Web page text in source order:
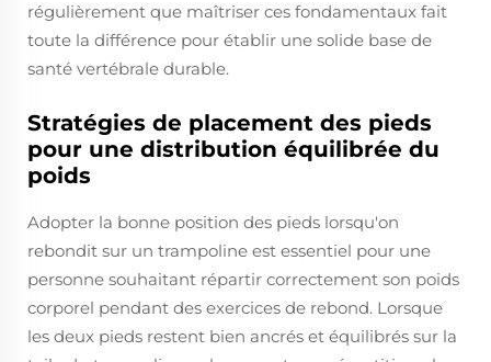
régulièrement que maîtriser ces fondamentaux fait
toute la différence pour établir une solide base de
santé vertébrale durable.
Stratégies de placement des pieds
pour une distribution équilibrée du
poids
Adopter la bonne position des pieds lorsqu'on
rebondit sur un trampoline est essentiel pour une
personne souhaitant répartir correctement son poids
corporel pendant des exercices de rebond. Lorsque
les deux pieds restent bien ancrés et équilibrés sur la